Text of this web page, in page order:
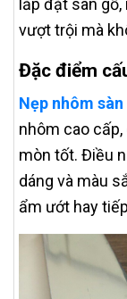
lắp đặt sàn
vượt trội mà
Đặc điểm
Nẹp nhôm sàn
nhôm cao
mòn tốt. Điều
dáng và màu
ẩm ướt hay